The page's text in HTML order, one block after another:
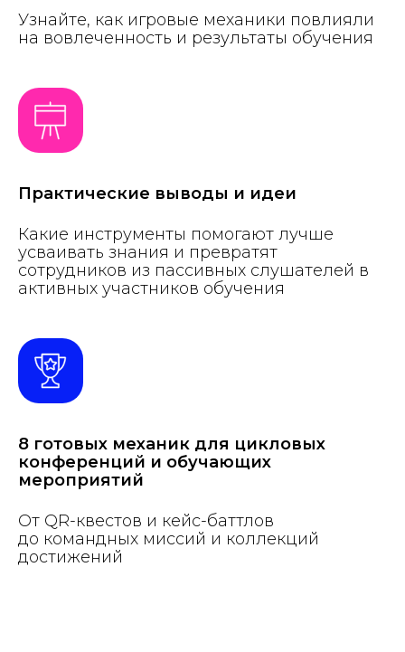
Узнайте, как игровые механики повлияли
на вовлеченность и результаты обучения
Практические выводы и идеи
Какие инструменты помогают лучше
усваивать знания и превратят
сотрудников из пассивных слушателей в
активных участников обучения
8 готовых механик для цикловых
конференций и обучающих
мероприятий
От QR-квестов и кейс-баттлов
до командных миссий и коллекций
достижений